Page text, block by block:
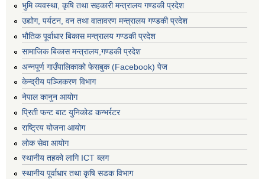
भुमि व्यवस्था, कृषि तथा सहकारी मन्त्रालय गण्डकी प्रदेश
उद्योग, पर्यटन, वन तथा वातावरण मन्त्रालय गण्डकी प्रदेश
भौतिक पूर्वाधार बिकास मन्त्रालय गण्डकी प्रदेश
सामाजिक बिकास मन्त्रालय,गण्डकी प्रदेश
अन्नपूर्ण गाउँपालिकाको फेसबुक (Facebook) पेज
केन्द्रीय पञ्जिकरण विभाग
नेपाल कानुन आयोग
प्रिती फन्ट बाट युनिकोड कन्भर्रटर
राष्ट्रिय योजना आयोग
लोक सेवा आयोग
स्थानीय तहको लागि ICT ब्लग
स्थानीय पूर्वाधार तथा कृषि सडक विभाग